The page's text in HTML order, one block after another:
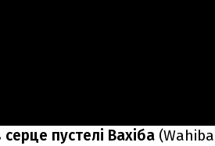
серце пустелі Вахіба (Wahiba